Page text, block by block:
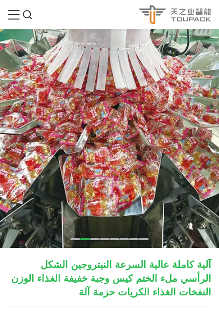
آلية كاملة عالية السرعة النيتروجين الشكل
الرأسي ملء الختم كيس وجبة خفيفة الغذاء الوزن
النفخات الغذاء الكريات حزمة آلة